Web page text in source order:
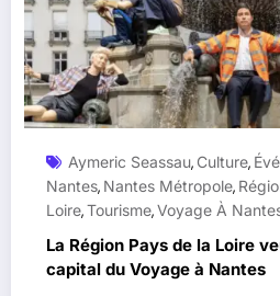
Aymeric Seassau, Culture,
Nantes, Nantes Métropole,
Loire,Tourisme,Voyage À
La Région Pays de la Loire
capital du Voyage à Nantes